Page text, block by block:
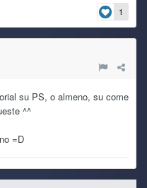
1
su PS, o almeno, su come
^^
=D